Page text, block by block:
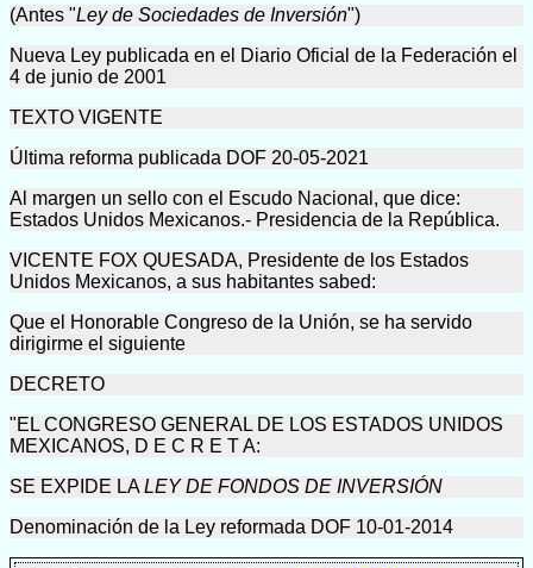
(Antes "Ley de Sociedades de Inversión")
Nueva Ley publicada en el Diario Oficial de la Federación el
4 de junio de 2001
TEXTO VIGENTE
Última reforma publicada DOF 20-05-2021
Al margen un sello con el Escudo Nacional, que dice:
Estados Unidos Mexicanos.- Presidencia de la República.
VICENTE FOX QUESADA, Presidente de los Estados
Unidos Mexicanos, a sus habitantes sabed:
Que el Honorable Congreso de la Unión, se ha servido
dirigirme el siguiente
DECRETO
"EL CONGRESO GENERAL DE LOS ESTADOS UNIDOS
MEXICANOS, D E C R E T A:
SE EXPIDE LALEY DE FONDOS DE INVERSIÓN
Denominación de la Ley reformada DOF 10-01-2014